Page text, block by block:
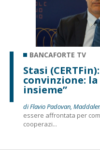
BANCAFORTE TV
Stasi
convinzione:
insieme”
di Flavio Padovan,
essere affrontata per
cooperazi...